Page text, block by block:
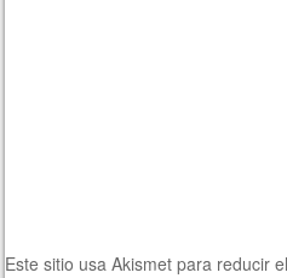
Este sitio usa Akismet para reducir